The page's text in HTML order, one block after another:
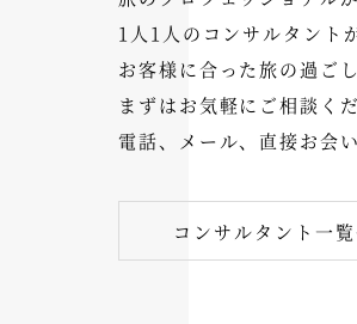
1人1人のコンサルタント
お客様に合った旅の過ご
まずはお気軽にご相談く
電話、メール、直接お会
コンサルタント一